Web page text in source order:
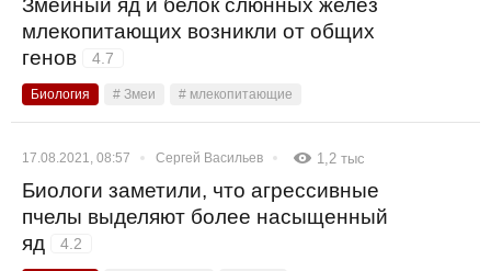
млекопитающих возникли от общих
генов
4.7
Биология # Змеи # млекопитающие
17.08.2021, 08:57 Сергей Васильев 1,2 тыс
Биологи заметили, что агрессивные
пчелы выделяют более насыщенный
яд
4.2